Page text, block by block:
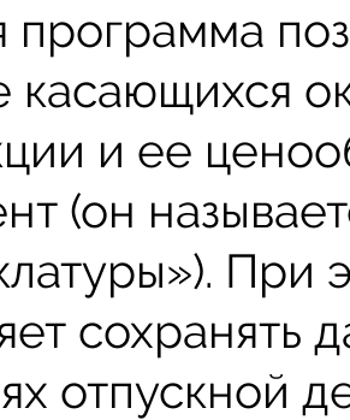
касающихся
и ее
(он
При
сохранять
отпускной